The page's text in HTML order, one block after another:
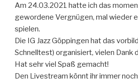
Am 24.03.2021 hatte ich das
gewordene Vergnügen, mal wieder
spielen.
Die IG Jazz Göppingen hat das
Schnelltest) organisiert, vielen Dank
Hat sehr viel Spaß gemacht!
Den Livestream könnt ihr immer